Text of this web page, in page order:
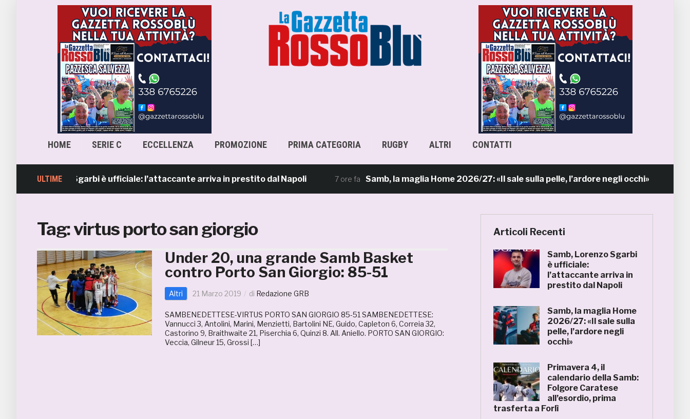
HOME SERIE C ECCELLENZA PROMOZIONE PRIMA CATEGORIA RUGBY ALTRI CONTATTI
ULTIME
Lorenzo Sgarbi è ufficiale: l’attaccante arriva in prestito dal Napoli 7 ore fa Samb, la maglia Home 2026/27: «Il sale sulla pelle, l’ardore negli occhi»
Tag:virtus porto san giorgio
Under 20, una grande Samb Basket
contro Porto San Giorgio: 85-51
Altri 21 Marzo 2019 di Redazione GRB
SAMBENEDETTESE-VIRTUS PORTO SAN GIORGIO 85-51 SAMBENEDETTESE:
Vannucci 3, Antolini, Marini, Menzietti, Bartolini NE, Guido, Capleton 6, Correia 32,
Castorino 9, Braithwaite 21, Piserchia 6, Quinzi 8. All. Aniello. PORTO SAN GIORGIO:
Veccia, Gilneur 15, Grossi […]
Articoli Recenti
Samb, Lorenzo Sgarbi
è ufficiale:
l’attaccante arriva in
prestito dal Napoli
Samb, la maglia Home
2026/27: «Il sale sulla
pelle, l’ardore negli
occhi»
Primavera 4, il
calendario della Samb:
Folgore Caratese
all’esordio, prima
trasferta a Forlì